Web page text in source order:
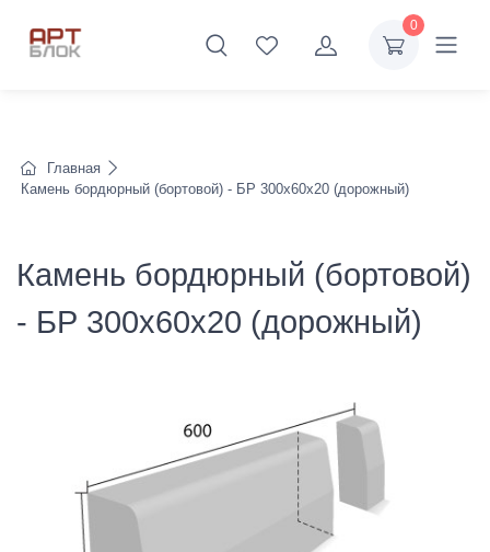
0
Главная
Камень бордюрный (бортовой) - БР 300x60x20 (дорожный)
Камень бордюрный (бортовой)
- БР 300x60x20 (дорожный)